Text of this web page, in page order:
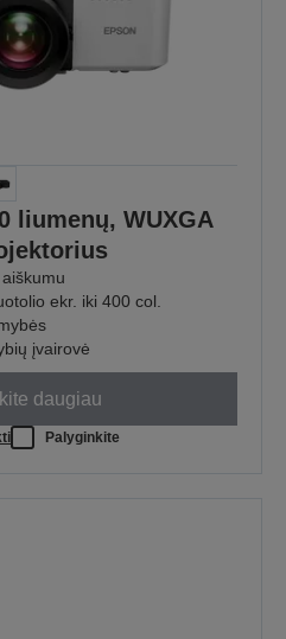
liumenų, WUXGA
ekr. iki 400 col.
įvairovė
daugiau
Palyginkite